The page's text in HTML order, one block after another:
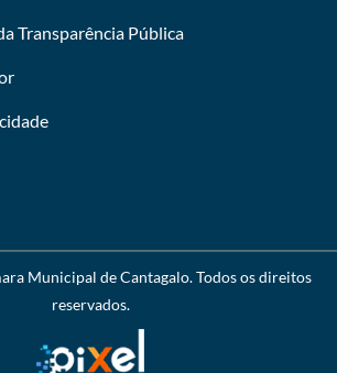
Transparência Pública
Municipal de Cantagalo. Todos os direitos
reservados.